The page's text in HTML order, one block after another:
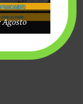
negocio que
social
Agosto